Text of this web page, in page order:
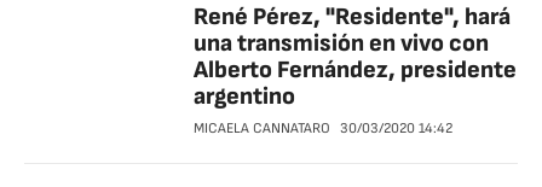
René Pérez, "Residente", hará
una transmisión en vivo con
Alberto Fernández, presidente
argentino
MICAELA CANNATARO 30/03/2020 14:42